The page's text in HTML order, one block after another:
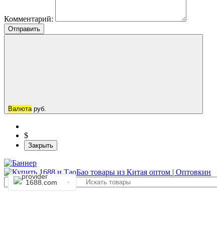
Комментарий:
Отправить
Валюта руб.
$
Закрыть
1688.com